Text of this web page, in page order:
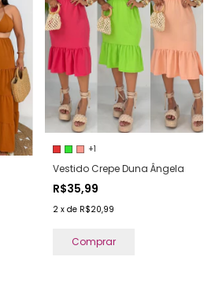
+1
Vestido Crepe Duna Ângela
R$35,99
2 x de R$20,99
Comprar